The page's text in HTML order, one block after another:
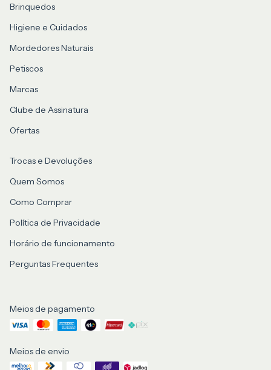
Brinquedos
Higiene e Cuidados
Mordedores Naturais
Petiscos
Marcas
Clube de Assinatura
Ofertas
Trocas e Devoluções
Quem Somos
Como Comprar
Política de Privacidade
Horário de funcionamento
Perguntas Frequentes
Meios de pagamento
Meios de envio